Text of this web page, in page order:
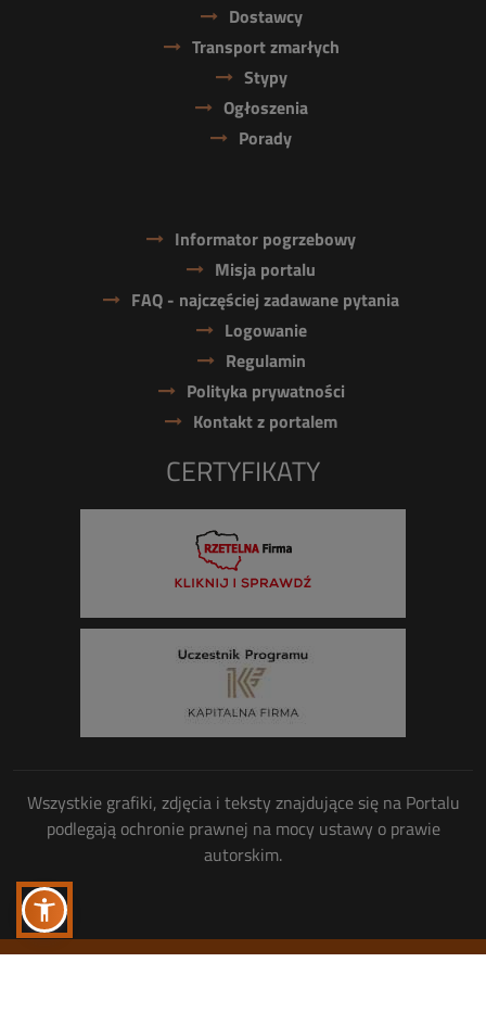
Dostawcy
Transport zmarłych
Stypy
Ogłoszenia
Porady
Informator pogrzebowy
Misja portalu
FAQ - najczęściej zadawane pytania
Logowanie
Regulamin
Polityka prywatności
Kontakt z portalem
CERTYFIKATY
Wszystkie grafiki, zdjęcia i teksty znajdujące się na Portalu
podlegają ochronie prawnej na mocy ustawy o prawie
autorskim.